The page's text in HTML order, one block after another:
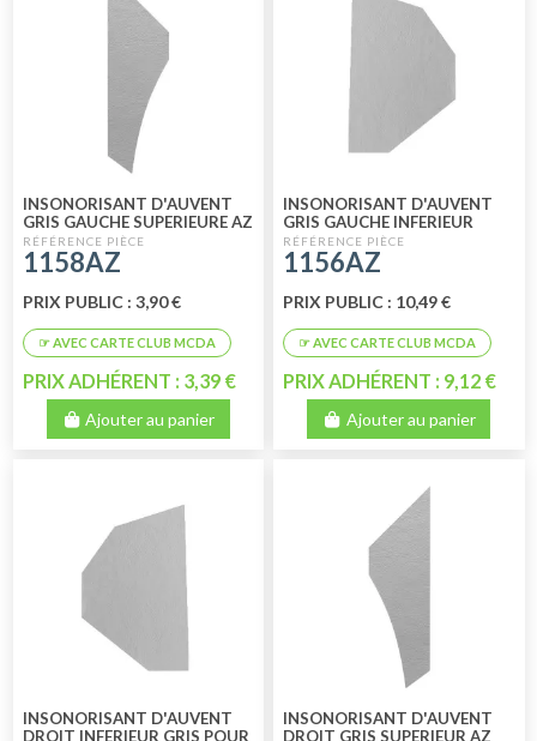
INSONORISANT D'AUVENT
GRIS GAUCHE SUPERIEURE AZ
1158AZ
PRIX PUBLIC : 3,90 €
PRIX ADHÉRENT : 3,39 €
Ajouter au panier
INSONORISANT D'AUVENT
GRIS GAUCHE INFERIEUR
POUR AZ
1156AZ
PRIX PUBLIC : 10,49 €
PRIX ADHÉRENT : 9,12 €
Ajouter au panier
INSONORISANT D'AUVENT
DROIT INFERIEUR GRIS POUR
INSONORISANT D'AUVENT
DROIT GRIS SUPERIEUR AZ